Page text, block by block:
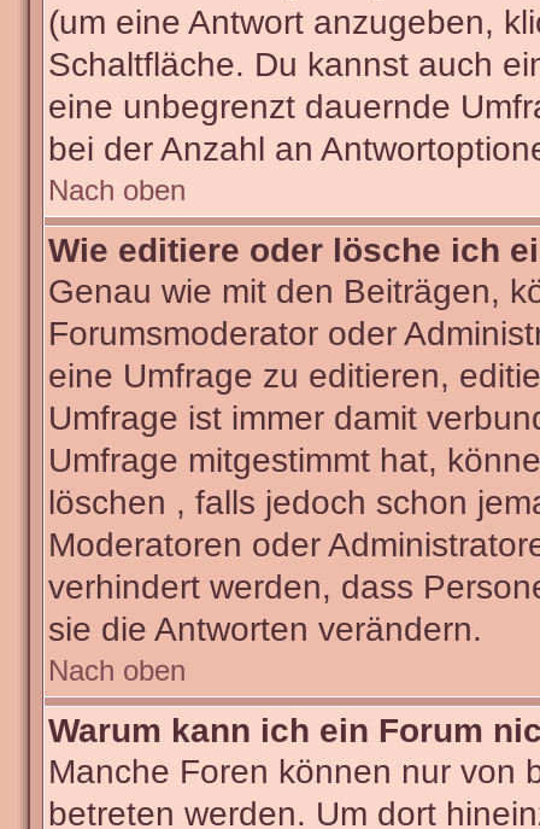
(um eine Antwort anzugeben,
Schaltfläche. Du kannst auch
eine unbegrenzt dauernde
bei der Anzahl an
Nach oben
Wie editiere oder lösche ich
Genau wie mit den Beiträgen,
Forumsmoderator oder
eine Umfrage zu editieren,
Umfrage ist immer damit
Umfrage mitgestimmt hat,
löschen , falls jedoch schon
Moderatoren oder
verhindert werden, dass
sie die Antworten verändern.
Nach oben
Warum kann ich ein Forum
Manche Foren können nur von
betreten werden. Um dort